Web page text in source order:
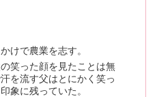
けで農業を志す。
笑った顔を見たことは無
を流す父はとにかく笑っ
象に残っていた。